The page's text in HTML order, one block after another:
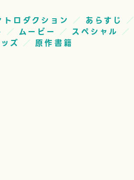
トロダクション
あらすじ
ムービー
スペシャル
ズ
原作書籍